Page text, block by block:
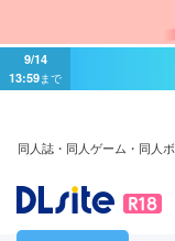
9/14
13:59まで
同人誌・同人ゲーム・同人